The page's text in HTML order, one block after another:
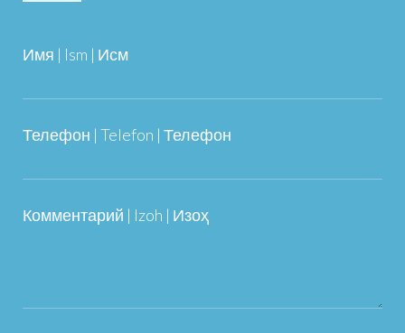
Имя | Ism | Исм
Телефон | Telefon | Телефон
Комментарий | Izoh | Изоҳ